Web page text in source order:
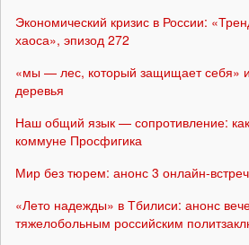
Экономический кризис в России:
хаоса», эпизод 272
«мы — лес, который защищает себя»
деревья
Наш общий язык — сопротивление:
коммуне Просфигика
Мир без тюрем: анонс 3 онлайн-
«Лето надежды» в Тбилиси: анонс
тяжелобольным российским